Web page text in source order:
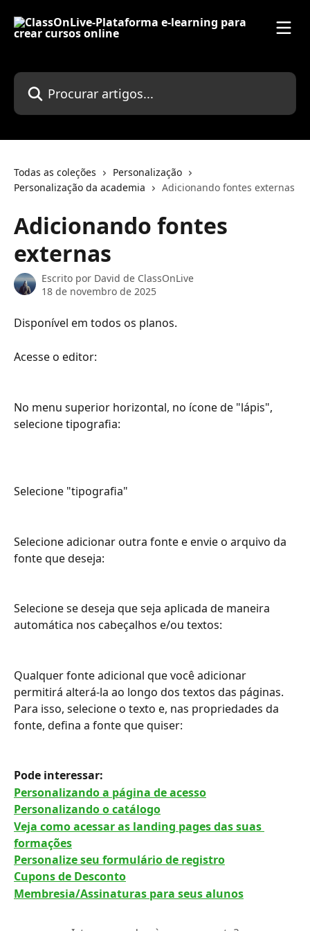
Procurar artigos...
Todas as coleções
Personalização
Personalização da academia
Adicionando fontes externas
Adicionando fontes
externas
Escrito por David de ClassOnLive
18 de novembro de 2025
Disponível em todos os planos.
Acesse o editor:
No menu superior horizontal, no ícone de "lápis",
selecione tipografia:
Selecione "tipografia"
Selecione adicionar outra fonte e envie o arquivo da
fonte que deseja:
Selecione se deseja que seja aplicada de maneira
automática nos cabeçalhos e/ou textos:
Qualquer fonte adicional que você adicionar
permitirá alterá-la ao longo dos textos das páginas.
Para isso, selecione o texto e, nas propriedades da
fonte, defina a fonte que quiser:
Pode interessar:
Personalizando a página de acesso
Personalizando o catálogo
Veja como acessar as landing pages das suas
formações
Personalize seu formulário de registro
Cupons de Desconto
Membresia/Assinaturas para seus alunos